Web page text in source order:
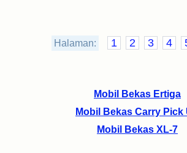
Mobil Bekas Ertiga
Mobil Bekas Carry Pick
Mobil Bekas XL-7
Halaman: 1 2 3 4